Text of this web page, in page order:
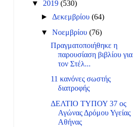
▼ 2019 (530)
► Δεκεμβρίου(64)
▼Νοεμβρίου(76)
Πραγματοποιήθηκε η
παρουσίαση βιβλίου για
τον Στέλ...
11 κανόνες σωστής
διατροφής
ΔΕΛΤΙΟ ΤΥΠΟΥ 37 ος
Αγώνας Δρόμου Υγείας
Αθήνας